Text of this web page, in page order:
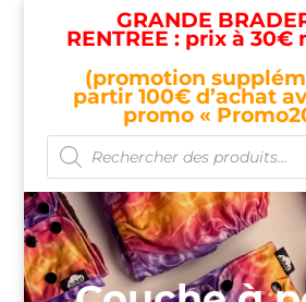
GRANDE
RENTREE : prix à
(promotion
partir 100€ d’achat
promo «
Recherche
produits